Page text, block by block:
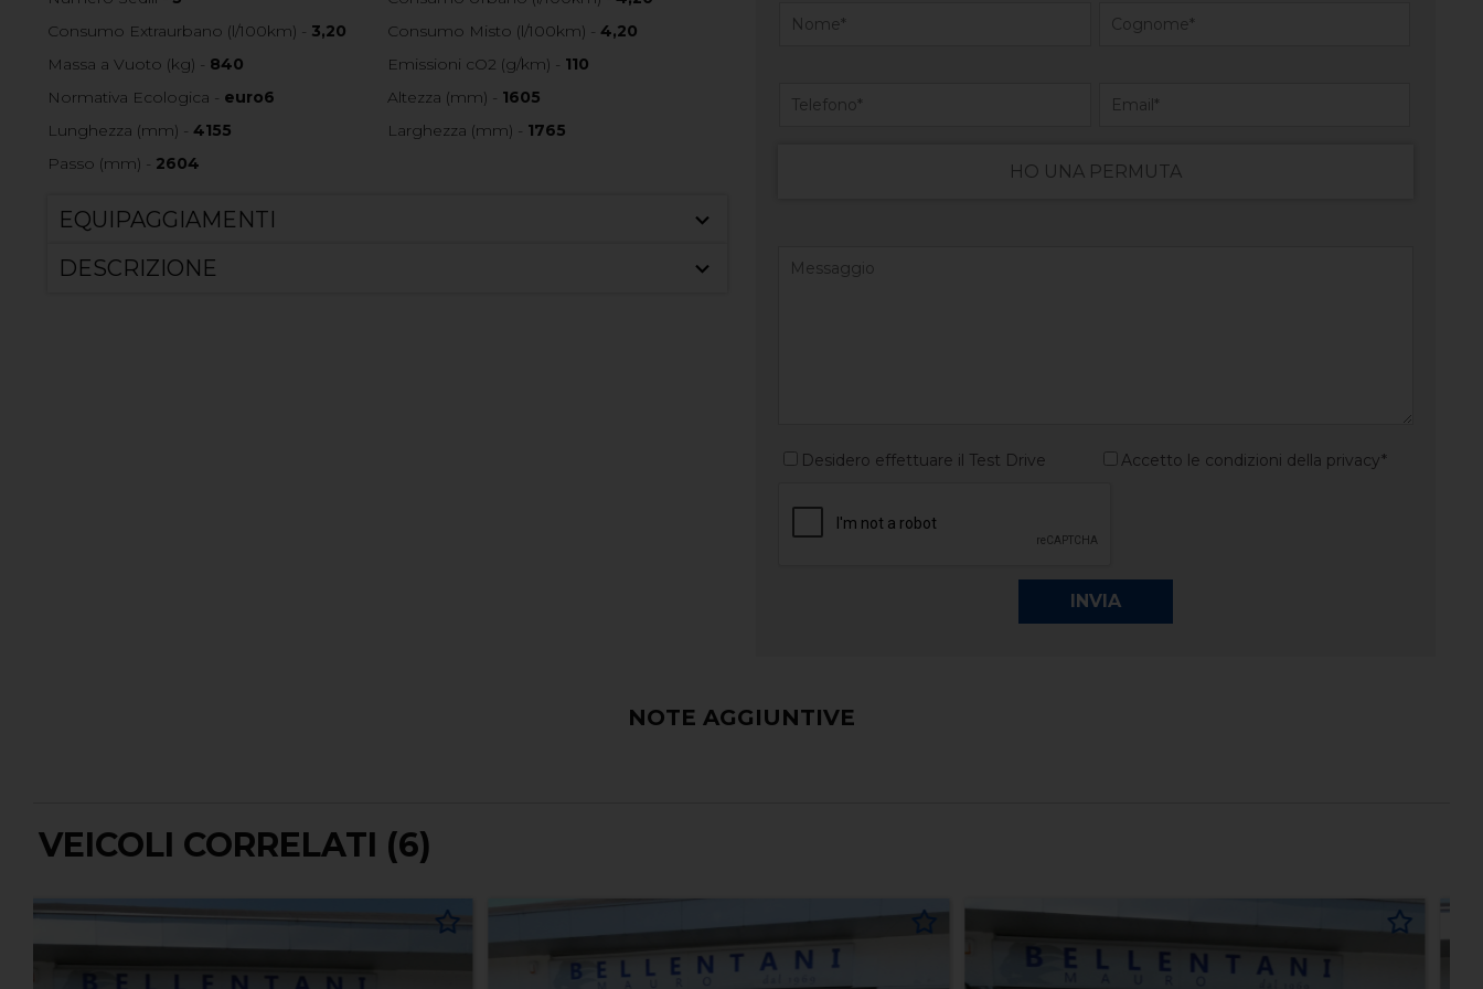
Consumo Extraurbano (l/100km) - 3,20 Consumo Misto (l/100km) - 4,20
Massa a Vuoto (kg) - 840 Emissioni cO2 (g/km) - 110
Normativa Ecologica - euro6 Altezza (mm) - 1605
Lunghezza (mm) - 4155 Larghezza (mm) - 1765
Passo (mm) - 2604
EQUIPAGGIAMENTI
DESCRIZIONE
HO UNA PERMUTA
Desidero effettuare il Test Drive Accetto le condizioni della privacy*
NOTE AGGIUNTIVE
VEICOLI CORRELATI (6)